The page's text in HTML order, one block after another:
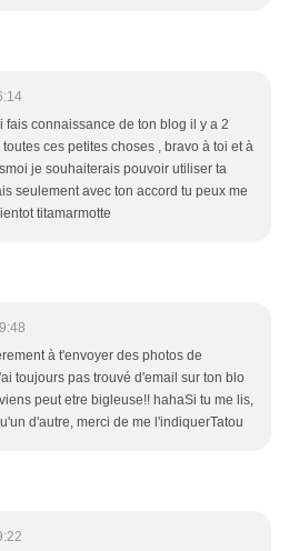
fais connaissance de ton blog il y a 2
ces petites choses , bravo à toi et à
je souhaiterais pouvoir utiliser ta
seulement avec ton accord tu peux me
titamarmotte
à t'envoyer des photos de
toujours pas trouvé d'email sur ton blo
peut etre bigleuse!! hahaSi tu me lis,
d'autre, merci de me l'indiquerTatou